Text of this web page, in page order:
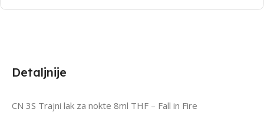
Detaljnije
CN 3S Trajni lak za nokte 8ml THF – Fall in Fire